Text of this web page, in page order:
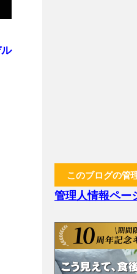
このブログの管
管理人情報ペー